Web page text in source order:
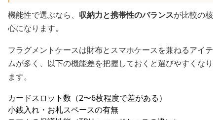
機能性で選ぶなら、 収納力と携帯性のバランスが比較の核
心になります。
フラグメントケースは財布とスマホケースを兼ねるアイテ
ムが多く、以下の機能差を把握しておくと選びやすくなり
ます。
カードスロット数（2〜6枚程度で差がある）
小銭入れ・お札スペースの有無